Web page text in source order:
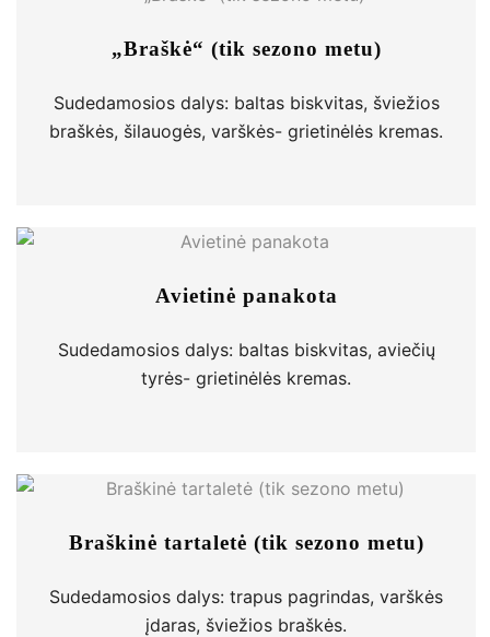
„Braškė“ (tik sezono metu)
Sudedamosios dalys: baltas biskvitas, šviežios
braškės, šilauogės, varškės- grietinėlės kremas.
Avietinė panakota
Sudedamosios dalys: baltas biskvitas, aviečių
tyrės- grietinėlės kremas.
Braškinė tartaletė (tik sezono metu)
Sudedamosios dalys: trapus pagrindas, varškės
įdaras, šviežios braškės.